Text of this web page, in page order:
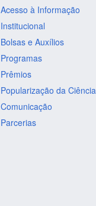
Acesso à Informação
Institucional
Bolsas e Auxílios
Programas
Prêmios
Popularização da Ciência
Comunicação
Parcerias